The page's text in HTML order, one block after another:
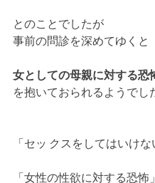
とのことでしたが
事前の問診を深めてゆくと
女としての母親に対する恐
を抱いておられるようでし
「セッ クスをしてはいけな
「女性の性欲に対する恐怖」